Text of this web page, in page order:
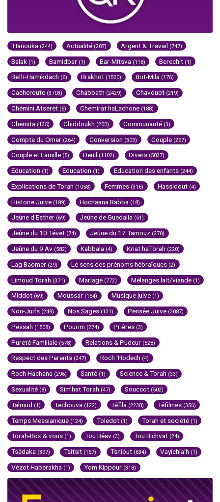
'Hanouka (244) Actualité (287) Argent & Travail (747)
Balak (1) Bamidbar (1) Bar-Mitsva (118) Berechit (1)
Beth-Hamikdach (6) Brakhot (1520) Brit-Mila (176)
Cacheroute (3703) Chabbath (2429) Chavouot (219)
Chémini Atseret (5) Chemirat haLachone (188)
Chemita (135) Chiddoukh (200) Communauté (3)
Compte du Omer (264) Conversion (303) Couple (297)
Couple et Famille (5) Deuil (1102) Divers (5037)
Education (1) Education (1) Education des enfants (244)
Explications de Torah (1058) Femmes (316) Hassidout (4)
Histoire Juive (189) Hochaana Rabba (18)
Jeûne d'Esther (69) Jeûne de Guedalia (51)
Jeûne du 10 Tévet (74) Jeûne du 17 Tamouz (270)
Jeûne du 9 Av (582) Kabbala (4) Kriat haTorah (220)
Lag Baomer (29) Le sens des prénoms hébraïques (2)
Limoud Torah (371) Mariage (772) Mélanges lait/viande (1)
Middot (69) Moussar (154) Musique juive (1)
Non-Juifs (249) Nos Sages (131) Pensée Juive (3087)
Pessah (1508) Pourim (274) Prières (3)
Pureté Familiale (578) Relations & Pudeur (528)
Respect des Parents (247) Roch 'Hodech (4)
Roch Hachana (296) Santé (1) Science & Torah (33)
Sexualité (8) Sim'hat Torah (47) Souccot (502)
Talmud (1) Techouva (122) Téfila (2230) Téfilines (356)
Temps Messianique (124) Toledot (1) Torah et société (1)
Torah-Box & vous (1) Tou Béav (3) Tou Bichvat (24)
Tsédaka (397) Tsitsit (167) Tsniout (634) Vayichla'h (1)
Vézot Haberakha (1) Yom Kippour (318)